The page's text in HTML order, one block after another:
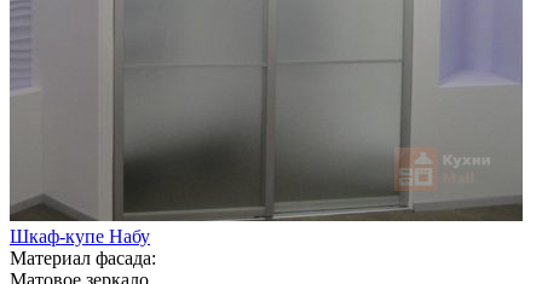
Шкаф-купе Набу
Материал фасада:
Матовое зеркало